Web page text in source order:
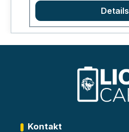
Details
Kontakt